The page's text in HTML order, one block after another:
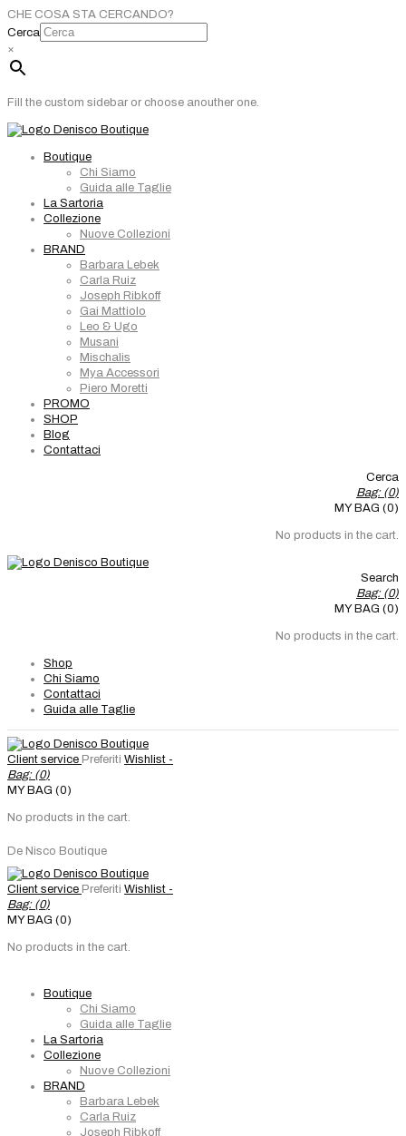
CHE COSA STA CERCANDO?
Cerca
×
Fill the custom sidebar or choose anouther one.
Boutique
Chi Siamo
Guida alle Taglie
La Sartoria
Collezione
Nuove Collezioni
BRAND
Barbara Lebek
Carla Ruiz
Joseph Ribkoff
Gai Mattiolo
Leo & Ugo
Musani
Mischalis
Mya Accessori
Piero Moretti
PROMO
SHOP
Blog
Contattaci
Cerca
Bag: (0)
MY BAG (0)
No products in the cart.
Search
Bag: (0)
MY BAG (0)
No products in the cart.
Shop
Chi Siamo
Contattaci
Guida alle Taglie
Client service Preferiti Wishlist -
Bag: (0)
MY BAG (0)
No products in the cart.
De Nisco Boutique
Client service Preferiti Wishlist -
Bag: (0)
MY BAG (0)
No products in the cart.
Boutique
Chi Siamo
Guida alle Taglie
La Sartoria
Collezione
Nuove Collezioni
BRAND
Barbara Lebek
Carla Ruiz
Joseph Ribkoff